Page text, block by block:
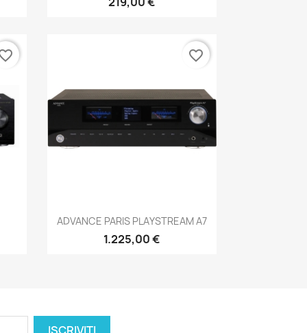
Anteprima
ADVANCE PARIS PLAYSTREAM A7
1.225,00 €
favorite_border